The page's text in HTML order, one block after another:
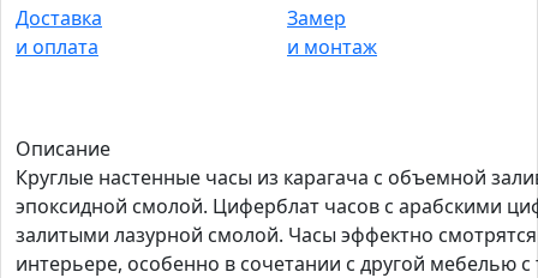
Доставка
и оплата
Замер
и монтаж
Описание
Круглые настенные часы из карагача с объемной
эпоксидной смолой. Циферблат часов с арабскими
залитыми лазурной смолой. Часы эффектно
интерьере, особенно в сочетании с другой мебелью с